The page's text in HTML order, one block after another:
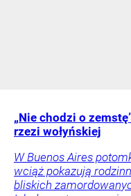
„Nie chodzi o
rzezi wołyńskiej
W Buenos Aires
wciąż pokazują
bliskich